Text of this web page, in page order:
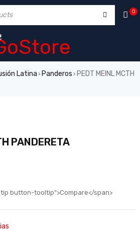
0
Latina › Panderos › PEDT MEINL MCTH
PANDERETA
button-tooltip">Compare</span>